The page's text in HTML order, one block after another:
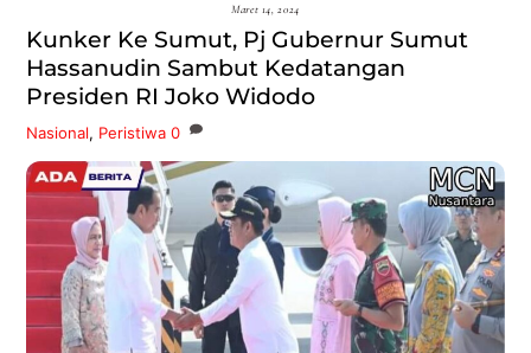
Maret 14, 2024
Kunker Ke Sumut, Pj Gubernur Sumut
Hassanudin Sambut Kedatangan
Presiden RI Joko Widodo
Nasional, Peristiwa 0